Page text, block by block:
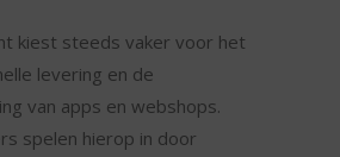
kiest steeds vaker voor het
levering en de
van apps en webshops.
spelen hierop in door